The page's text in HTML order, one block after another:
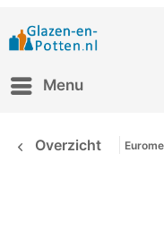
Menu
Overzicht